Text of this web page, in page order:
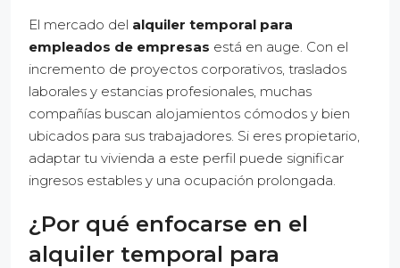
El mercado del alquiler temporal para
empleados de empresas está en auge. Con el
incremento de proyectos corporativos, traslados
laborales y estancias profesionales, muchas
compañías buscan alojamientos cómodos y bien
ubicados para sus trabajadores. Si eres propietario,
adaptar tu vivienda a este perfil puede significar
ingresos estables y una ocupación prolongada.
¿Por qué enfocarse en el
alquiler temporal para